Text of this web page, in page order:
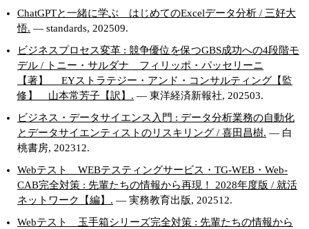
ChatGPTと一緒に学ぶ はじめてのExcelデータ分析 / 三好大
悟. — standards, 202509.
ビジネスプロセス変革 : 競争優位を保つGBS成功への4段階モ
デル / トニー・サルダナ フィリッポ・パッセリーニ
【著】 EYストラテジー・アンド・コンサルティング【監
修】 山本常芳子【訳】. — 東洋経済新報社, 202503.
ビジネス・データサイエンス入門 : データ分析業務の自動化
とデータサイエンティストのリスキリング / 喜田昌樹. — 白
桃書房, 202312.
Webテスト WEBテスティングサービス・TG-WEB・Web-
CAB完全対策 : 先輩たちの情報から再現！ 2028年度版 / 就活
ネットワーク【編】. — 実務教育出版, 202512.
Webテスト 玉手箱シリーズ完全対策 : 先輩たちの情報から